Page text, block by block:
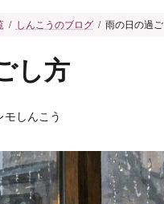
しんこうのブログ 雨の日の過
し方
モしんこう